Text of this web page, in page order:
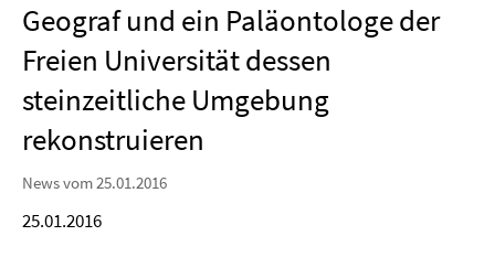
Geograf und ein Paläontologe der
Freien Universität dessen
steinzeitliche Umgebung
rekonstruieren
News vom 25.01.2016
25.01.2016